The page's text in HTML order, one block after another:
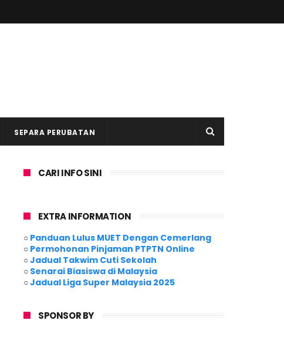
SEPARA PERUBATAN
CARI INFO SINI
EXTRA INFORMATION
○ Panduan Lulus MUET Dengan Cemerlang
○ Permohonan Pinjaman PTPTN Online
○Jadual Takwim Cuti Sekolah
○ Senarai Biasiswa di Malaysia
○Jadual Liga Super Malaysia 2025
SPONSOR BY